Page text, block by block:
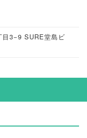
目3−9 SURE堂島ビ